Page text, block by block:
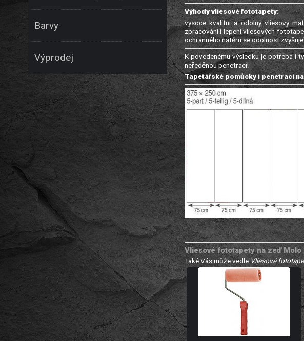
Výhody vliesové fototapety:
vysoce kvalitní a odolný vliesový
zpracování i lepení vliesových
ochranného nátěru se odolnost
K povedenému výsledku je potřeba i
neředěnou penetrací!
Tapetářské pomůcky i penetraci
Vliesové fototapety na zeď Molo
Také Vás může vedleVliesové
Barvy
Výprodej